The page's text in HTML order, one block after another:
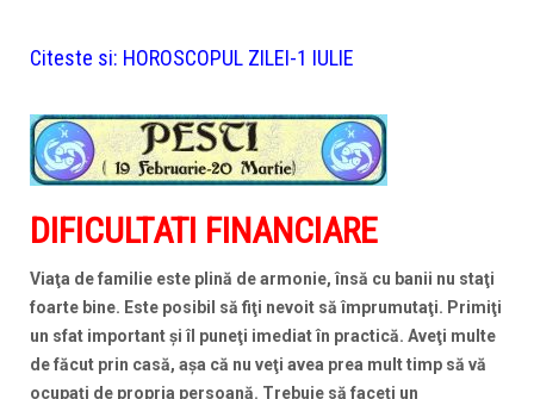
Citeste si: HOROSCOPUL ZILEI-1 IULIE
DIFICULTATI FINANCIARE
Viaţa de familie este plină de armonie, însă cu banii nu staţi
foarte bine. Este posibil să fiţi nevoit să împrumutaţi. Primiţi
un sfat important şi îl puneţi imediat în practică. Aveţi multe
de făcut prin casă, aşa că nu veţi avea prea mult timp să vă
ocupaţi de propria persoană. Trebuie să faceţi un